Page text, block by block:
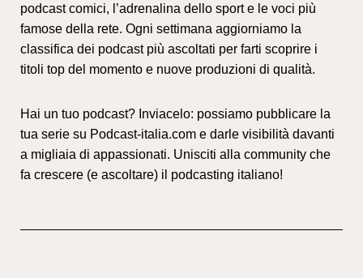
podcast comici, l’adrenalina dello sport e le voci più
famose della rete. Ogni settimana aggiorniamo la
classifica dei podcast più ascoltati per farti scoprire i
titoli top del momento e nuove produzioni di qualità.
Hai un tuo podcast? Inviacelo: possiamo pubblicare la
tua serie su Podcast-italia.com e darle visibilità davanti
a migliaia di appassionati. Unisciti alla community che
fa crescere (e ascoltare) il podcasting italiano!